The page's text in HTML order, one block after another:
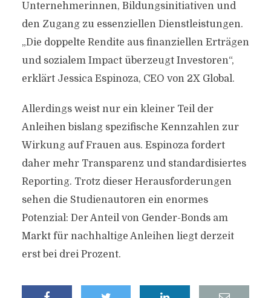
Unternehmerinnen, Bildungsinitiativen und
den Zugang zu essenziellen Dienstleistungen.
„Die doppelte Rendite aus finanziellen Erträgen
und sozialem Impact überzeugt Investoren“,
erklärt Jessica Espinoza, CEO von 2X Global.
Allerdings weist nur ein kleiner Teil der
Anleihen bislang spezifische Kennzahlen zur
Wirkung auf Frauen aus. Espinoza fordert
daher mehr Transparenz und standardisiertes
Reporting. Trotz dieser Herausforderungen
sehen die Studienautoren ein enormes
Potenzial: Der Anteil von Gender-Bonds am
Markt für nachhaltige Anleihen liegt derzeit
erst bei drei Prozent.